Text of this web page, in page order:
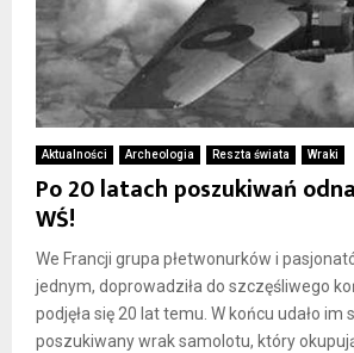
Aktualności Archeologia Reszta świata Wraki
Po 20 latach poszukiwań
WŚ!
We Francji grupa płetwonurków i
jednym, doprowadziła do szczęśliwego
podjęła się 20 lat temu. W końcu udało im
poszukiwany wrak samolotu, który